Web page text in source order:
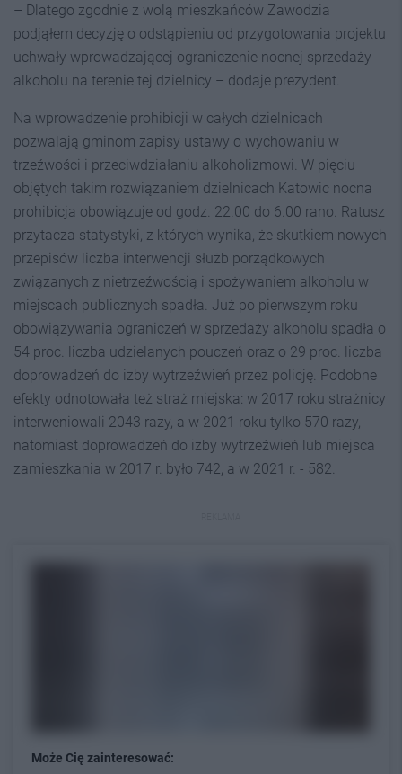
– Dlatego zgodnie z wolą mieszkańców Zawodzia
podjąłem decyzję o odstąpieniu od przygotowania projektu
uchwały wprowadzającej ograniczenie nocnej sprzedaży
alkoholu na terenie tej dzielnicy – dodaje prezydent.
Na wprowadzenie prohibicji w całych dzielnicach
pozwalają gminom zapisy ustawy o wychowaniu w
trzeźwości i przeciwdziałaniu alkoholizmowi. W pięciu
objętych takim rozwiązaniem dzielnicach Katowic nocna
prohibicja obowiązuje od godz. 22.00 do 6.00 rano. Ratusz
przytacza statystyki, z których wynika, że skutkiem nowych
przepisów liczba interwencji służb porządkowych
związanych z nietrzeźwością i spożywaniem alkoholu w
miejscach publicznych spadła. Już po pierwszym roku
obowiązywania ograniczeń w sprzedaży alkoholu spadła o
54 proc. liczba udzielanych pouczeń oraz o 29 proc. liczba
doprowadzeń do izby wytrzeźwień przez policję. Podobne
efekty odnotowała też straż miejska: w 2017 roku strażnicy
interweniowali 2043 razy, a w 2021 roku tylko 570 razy,
natomiast doprowadzeń do izby wytrzeźwień lub miejsca
zamieszkania w 2017 r. było 742, a w 2021 r. - 582.
Może Cię zainteresować: